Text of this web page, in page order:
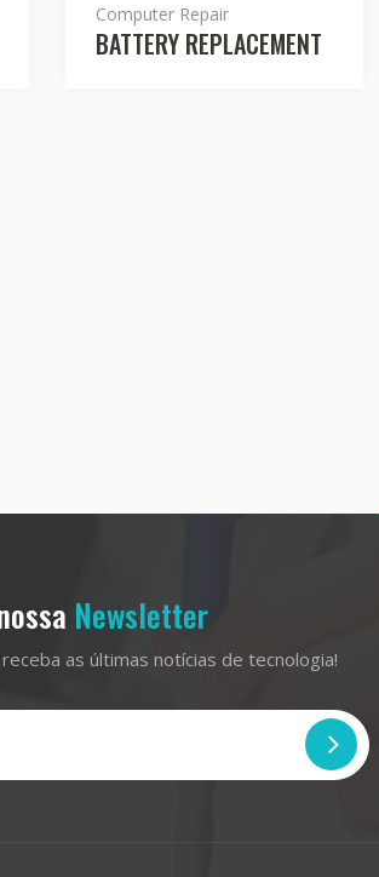
Computer Repair
BATTERY REPLACEMENT
Newsletter
as últimas notícias de tecnologia!